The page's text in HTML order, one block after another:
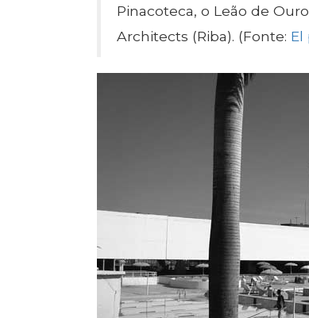
Pinacoteca, o Leão de
Architects (Riba). (Fonte: El